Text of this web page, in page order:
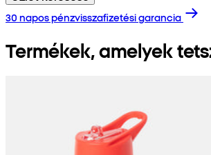
30 napos pénzvisszafizetési garancia
Termékek, amelyek